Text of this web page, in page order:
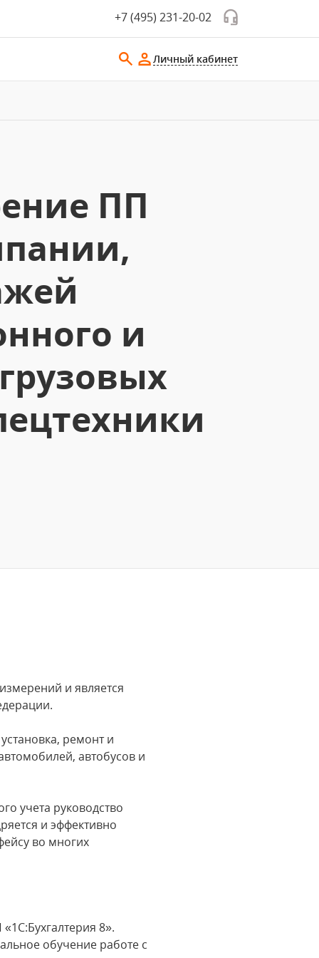
+7 (495) 231-20-02
Личный кабинет
ПП
и
и является
ремонт и
автобусов и
учета руководство
и эффективно
во многих
8».
обучение работе с